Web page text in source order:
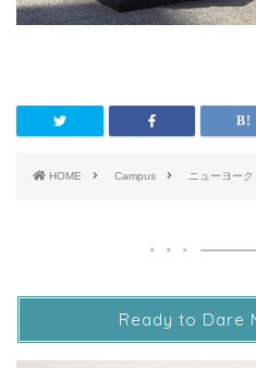
HOME Campus ニューヨーク
Ready to Dare